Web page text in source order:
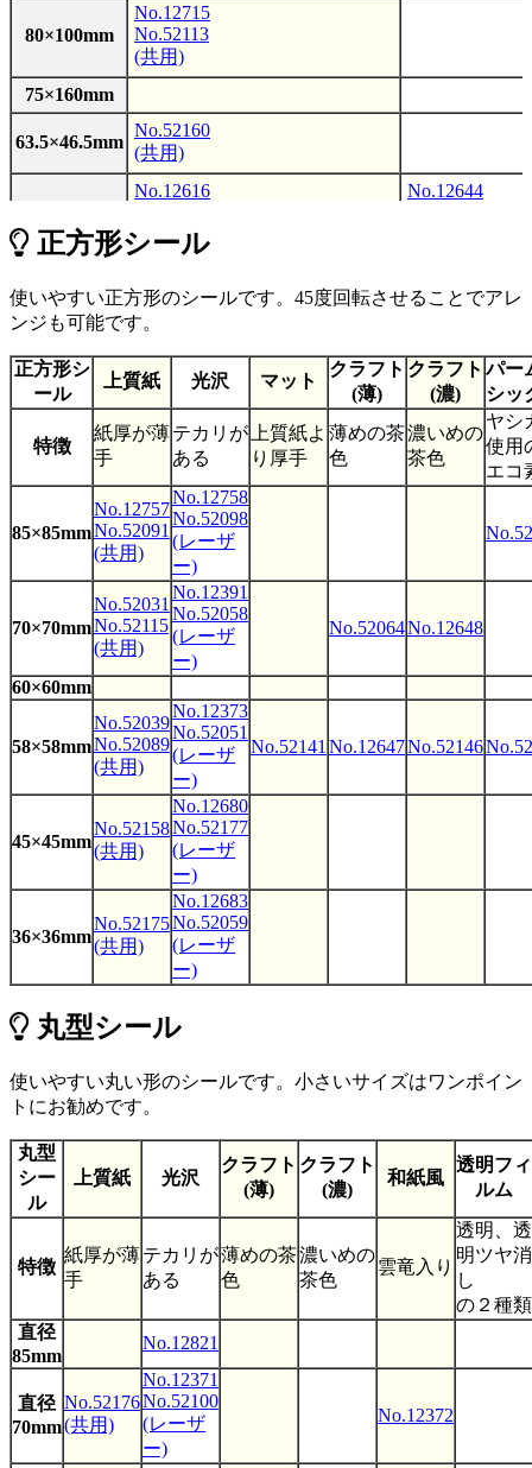
80×100mm
No.12715
No.52113
(共用)
75×160mm
63.5×46.5mm
No.52160
(共用)
No.12616
(共用)
No.12644
60×100mm
No.52090
(共用)
No.12997
55×85mm
No.52017
No.52088
No.12546
No.52050
(レーザー)
50×79mm
48×120mm
No.52159
(共用)
No.12679
46.5×63.5mm
No.12611
No.52042
(共用)
43×87mm
No.12761
No.52087
(共用)
43×65mm
No.12593
No.52041
(共用)
No.12681
No.12370
No.52085
(共用)
40×83mm
No.52157
(共用)
40×62mm
No.52156
(共用)
39×155mm
No.12931
No.12636
(レーザー)
35×45mm
No.52048
No.52155
30×70mm
No.12634
No.12650
No.12717
25×60mm
No.12690
25×42mm
No.12635
No.52086
(共用)
No.52185
正方形シール
使いやすい正方形のシールです。45度回転させることでアレ
ンジも可能です。
正方形シ
ール
上質紙 光沢 マット
クラフト
(薄)
クラフト
(濃)
パー
シッ
特徴
紙厚が薄
手
テカリが
ある
上質紙よ
り厚手
薄めの茶
色
濃いめの
茶色
ヤシ
使用
エコ
85×85mm
No.12757
No.52091
(共用)
No.12758
No.52098
(レーザ
ー)
70×70mm
No.52031
No.52115
(共用)
No.12391
No.52058
(レーザ
ー)
No.52064No.12648
60×60mm
58×58mm
No.52039
No.52089
(共用)
No.12373
No.52051
(レーザ
ー)
No.52141 No.12647No.52146
45×45mm
No.52158
(共用)
No.12680
No.52177
(レーザ
ー)
36×36mm
No.52175
(共用)
No.12683
No.52059
(レーザ
ー)
丸型シール
使いやすい丸い形のシールです。小さいサイズはワンポイン
トにお勧めです。
丸型
シー
ル
上質紙 光沢
クラフト
(薄)
クラフト
(濃)
和紙風
透明フィ
ルム
特徴
紙厚が薄
手
テカリが
ある
薄めの茶
色
濃いめの
茶色
雲竜入り
透明、透
明ツヤ消
し
の２種類
直径
85mm
No.12821
直径
70mm
No.52176
(共用)
No.12371
No.52100
(レーザ
ー)
No.12372